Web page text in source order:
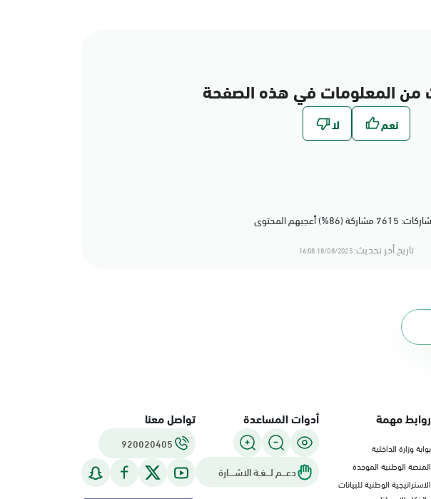
المعلومات في هذه الصفحة
(86%) أعجبهم المحتوى
تاريخ أخر تحديث:18/08/2025 16:08
روابط مهمة
بوابة وزارة الداخلية
المنصة الوطنية الموحدة
الاستراتيجية الوطنية للبيانات
أدوات المساعدة
دعـــم لـــغـة الاشــــارة
تواصل معنا
920020405